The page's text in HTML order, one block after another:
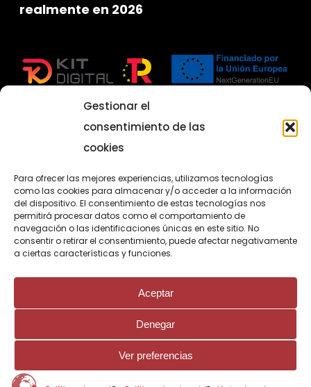
Gestionar el
consentimiento de las
cookies
Para ofrecer las mejores experiencias, utilizamos tecnologías
como las cookies para almacenar y/o acceder a la información
del dispositivo. El consentimiento de estas tecnologías nos
permitirá procesar datos como el comportamiento de
navegación o las identificaciones únicas en este sitio. No
consentir o retirar el consentimiento, puede afectar negativamente
a ciertas características y funciones.
Aceptar
Denegar
Ver preferencias
realmente en 2026
Programa para el fomento de la
contratación en el ámbito de la
Comunidad de Madrid
Ayuda Impulso al contrato de formación en
alternancia para personas jóvenes
Cofinanciado por la Unión Europea
© 2026 Contamar.